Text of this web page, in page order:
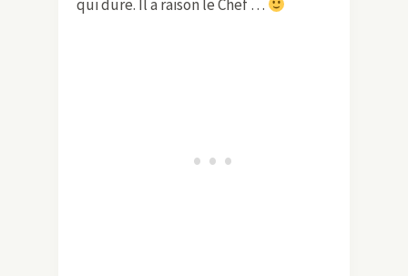
qui dure. Il a raison le Chef …